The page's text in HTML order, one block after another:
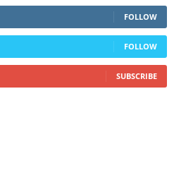
FOLLOW
FOLLOW
SUBSCRIBE